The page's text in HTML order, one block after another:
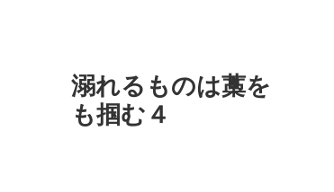
溺れるものは藁を
も掴む４